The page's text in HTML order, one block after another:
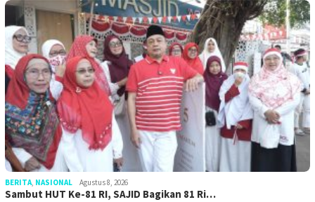
BERITA, NASIONAL Agustus 8, 2026
Sambut HUT Ke-81 RI, SAJID Bagikan 81 Ri…